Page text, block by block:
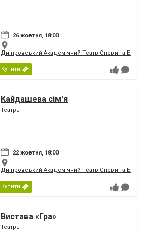
26 жовтня, 18:00
Дніпровський Академічний Театр Опери та
Купити
Кайдашева сім'я
Театры
22 жовтня, 18:00
Дніпровський Академічний Театр Опери та
Купити
Вистава «Гра»
Театры